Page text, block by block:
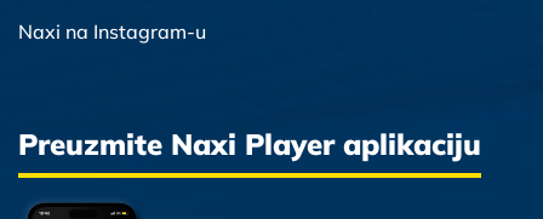
Naxi na Instagram-u
Preuzmite Naxi Player aplikaciju